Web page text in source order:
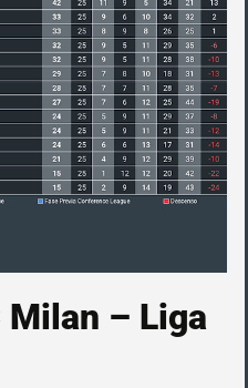
Milan – Liga